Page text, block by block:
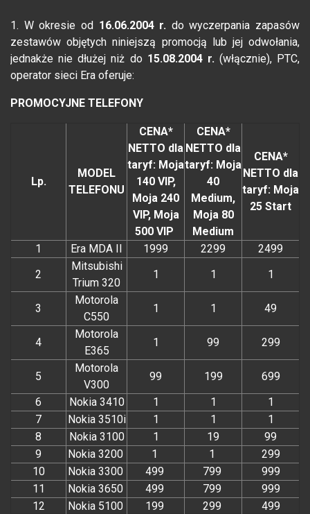
1. W okresie od 16.06.2004 r. do wyczerpania zapasów
zestawów objętych niniejszą promocją lub jej odwołania,
jednakże nie dłużej niż do 15.08.2004 r. (włącznie), PTC,
operator sieci Era oferuje:
PROMOCYJNE TELEFONY
Lp.
MODEL
TELEFONU
CENA*
NETTO dla
taryf: Moja
140 VIP,
Moja 240
VIP, Moja
500 VIP
CENA*
NETTO dla
taryf: Moja
40
Medium,
Moja 80
Medium
CENA*
NETTO dla
taryf: Moja
25 Start
1 Era MDA II 1999 2299
2499
2
Mitsubishi
Trium 320
1 1 1
3
Motorola
C550
1 1 49
4
Motorola
E365
1 99 299
5
Motorola
V300
99 199
699
6
Nokia 3410 1 1
1
7
Nokia 3510i 1 1
1
8
Nokia 3100 1 19
99
9
Nokia 3200 1 1
299
10
Nokia 3300 499 799
999
11
Nokia 3650 499 799
999
12
Nokia 5100 199 299
499